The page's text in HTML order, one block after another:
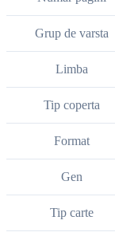
Grup de varsta
Limba
Tip coperta
Format
Gen
Tip carte